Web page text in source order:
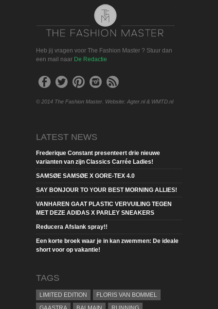
Heb jij vragen voor The Fashion Master ? Stuur dan
een mail naar De Redactie
© 2014 The Fashion Master. Website: Agter.nl & WMTD.nl
LATEST NEWS
Frederique Constant presenteert drie nieuwe
varianten van zijn Classics Carrée Ladies!
SAMSØE SAMSØE X GORE-TEX 4.0
SAY BONJOUR TO YOUR BEST MORNING ALLIES!
VANHAREN GAAT PLASTIC VERVUILING TEGEN
MET DEZE ADIDAS X PARLEY SNEAKERS
Reducera Afslank spray!!
Een korte broek waar je in kan zwemmen: De ideale
short voor op vakantie!
TAGS
LIMITED EDITION
FLORIS VAN BOMMEL